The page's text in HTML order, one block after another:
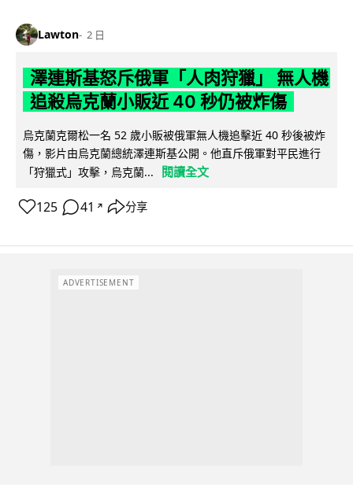
Lawton 2 日
澤連斯基怒斥俄軍「人肉狩獵」 無人機
追殺烏克蘭小販近 40 秒仍被炸傷
烏克蘭克爾松一名 52 歲小販被俄軍無人機追擊近 40 秒後被炸
傷，影片由烏克蘭總統澤連斯基公開。他直斥俄軍對平民進行
「狩獵式」攻擊，烏克蘭...
閱讀全文
125 41 ↗ 分享
ADVERTISEMENT